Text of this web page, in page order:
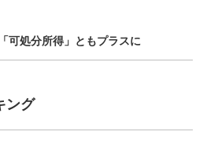
可処分所得」ともプラスに
ング